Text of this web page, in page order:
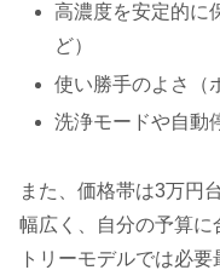
高濃度を安定的に
ど）
使い勝手のよさ（
洗浄モードや自動
また、価格帯は3万円
幅広く、自分の予算
トリーモデルでは必